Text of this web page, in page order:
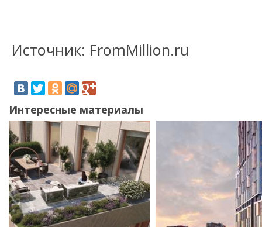
Источник: FromMillion.ru
Интересные материалы